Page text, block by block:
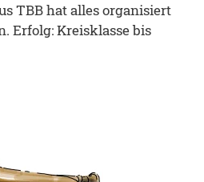
TBB hat alles organisiert
Erfolg: Kreisklasse bis